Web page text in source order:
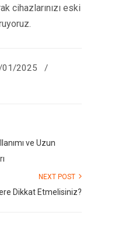
cihazlarınızı eski
01/2025
/
ve Uzun
NEXT POST
Dikkat Etmelisiniz?